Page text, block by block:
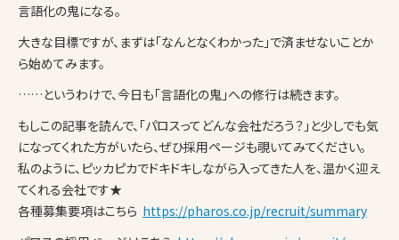
言語化の鬼になる。
大きな目標ですが、まずは「なんとなくわかった」で済ませないことか
ら始めてみます。
……というわけで、今日も「言語化の鬼」への修行は続きます。
もしこの記事を読んで、「パロスってどんな会社だろう？」と少しでも気
になってくれた方がいたら、ぜひ採用ページも覗いてみてください。
私のように、ピッカピカでドキドキしながら入ってきた人を、温かく迎え
てくれる会社です★
各種募集要項はこちら https://pharos.co.jp/recruit/summary